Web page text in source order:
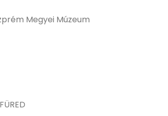
Megyei Múzeum